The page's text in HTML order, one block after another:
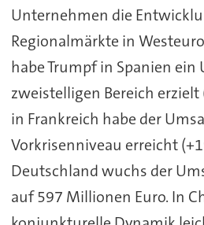
Unternehmen die
Regionalmärkte in
habe Trumpf in Spanien ein
zweistelligen Bereich erzielt
in Frankreich habe der
Vorkrisenniveau erreicht
Deutschland wuchs der
auf 597 Millionen Euro. In